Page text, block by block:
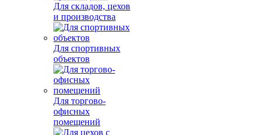
Для складов, цехов
и производства
Для спортивных
объектов
Для торгово-
офисных
помещений